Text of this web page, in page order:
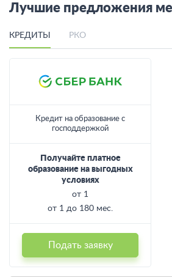
Лучшие предложения
КРЕДИТЫ РКО
Кредит на образование с
господдержкой
Получайте платное
образование на выгодных
условиях
от 1
от 1 до 180 мес.
Подать заявку